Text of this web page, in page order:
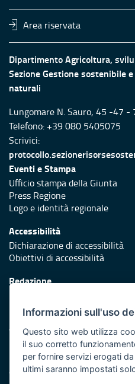
Area riservata
Dipartimento Agricoltura,
Sezione Gestione sostenibile
naturali
Lungomare N. Sauro, 45 -47 -
Telefono: +39 080 5405075
Scrivici:
Eventi e Stampa
Ufficio stampa della Giunta
Press Regione
Logo e identità regionale
Accessibilità
Dichiarazione di accessibilità
Obiettivi di accessibilità
Redazione
Protezione civile
Vai al sito di Protezione Civile
Iniziativa finanziata con
Asse XI
Informazioni sull'uso
Questo sito web utilizza
il suo corretto
per fornire servizi erogati
ultimi saranno impostati